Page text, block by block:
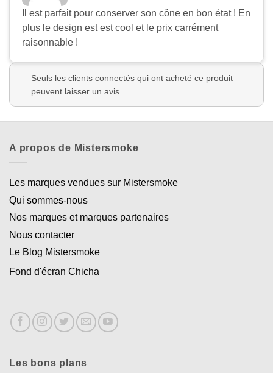
Il est parfait pour conserver son cône en bon état ! En
plus le design est est cool et le prix carrément
raisonnable !
Seuls les clients connectés qui ont acheté ce produit
peuvent laisser un avis.
A propos de Mistersmoke
Les marques vendues sur Mistersmoke
Qui sommes-nous
Nos marques et marques partenaires
Nous contacter
Le Blog Mistersmoke
Fond d'écran Chicha
Les bons plans